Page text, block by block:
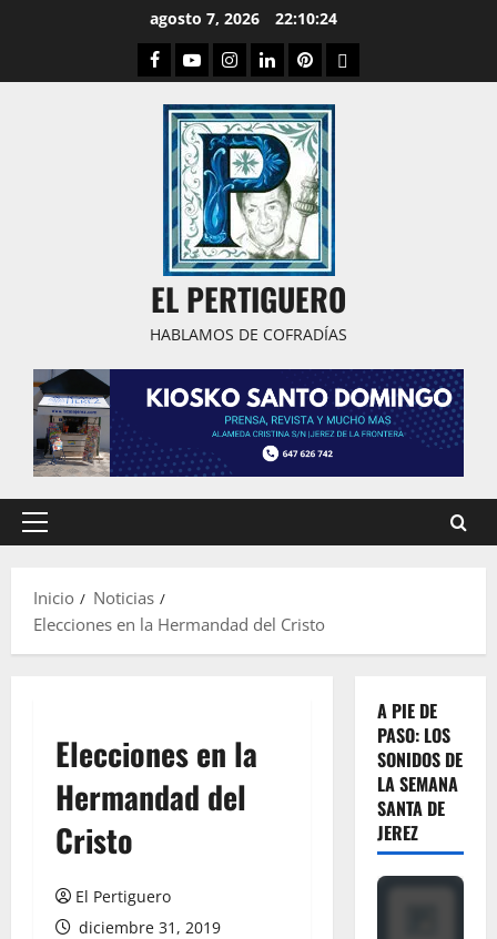
agosto 7, 2026 22:10:25
Facebook
YoutubeInstagram
LinkedPinterestDribbble
EL PERTIGUERO
HABLAMOS DE COFRADÍAS
Menú
Inicio
Noticias
Elecciones en la Hermandad del Cristo
Elecciones en la
Hermandad del
Cristo
El Pertiguero
diciembre 31, 2019
A PIE DE
PASO: LOS
SONIDOS DE
LA SEMANA
SANTA DE
JEREZ